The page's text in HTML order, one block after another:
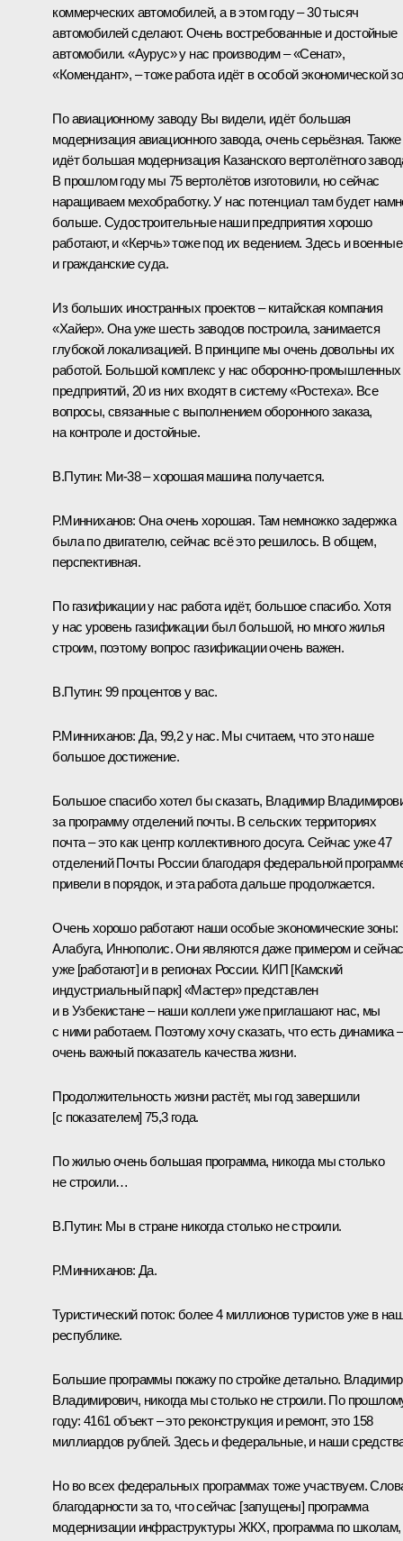
коммерческих автомобилей, а в этом году – 30 тысяч
автомобилей сделают. Очень востребованные и достойные
автомобили. «Аурус» у нас производим – «Сенат»,
«Комендант», – тоже работа идёт в особой экономической
По авиационному заводу Вы видели, идёт большая
модернизация авиационного завода, очень серьёзная. Также
идёт большая модернизация Казанского вертолётного
В прошлом году мы 75 вертолётов изготовили, но сейчас
наращиваем мехобработку. У нас потенциал там будет
больше. Судостроительные наши предприятия хорошо
работают, и «Керчь» тоже под их ведением. Здесь и
и гражданские суда.
Из больших иностранных проектов – китайская компания
«Хайер». Она уже шесть заводов построила, занимается
глубокой локализацией. В принципе мы очень довольны их
работой. Большой комплекс у нас оборонно-промышленных
предприятий, 20 из них входят в систему «Ростеха». Все
вопросы, связанные с выполнением оборонного заказа,
на контроле и достойные.
В.Путин: Ми-38 – хорошая машина получается.
Р.Минниханов: Она очень хорошая. Там немножко задержка
была по двигателю, сейчас всё это решилось. В общем,
перспективная.
По газификации у нас работа идёт, большое спасибо. Хотя
у нас уровень газификации был большой, но много жилья
строим, поэтому вопрос газификации очень важен.
В.Путин: 99 процентов у вас.
Р.Минниханов: Да, 99,2 у нас. Мы считаем, что это наше
большое достижение.
Большое спасибо хотел бы сказать, Владимир
за программу отделений почты. В сельских территориях
почта – это как центр коллективного досуга. Сейчас уже 47
отделений Почты России благодаря федеральной
привели в порядок, и эта работа дальше продолжается.
Очень хорошо работают наши особые экономические зоны:
Алабуга, Иннополис. Они являются даже примером и сейчас
уже [работают] и в регионах России. КИП [Камский
индустриальный парк] «Мастер» представлен
и в Узбекистане – наши коллеги уже приглашают нас, мы
с ними работаем. Поэтому хочу сказать, что есть динамика –
очень важный показатель качества жизни.
Продолжительность жизни растёт, мы год завершили
[с показателем] 75,3 года.
По жилью очень большая программа, никогда мы столько
не строили…
В.Путин: Мы в стране никогда столько не строили.
Р.Минниханов: Да.
Туристический поток: более 4 миллионов туристов уже в
республике.
Большие программы покажу по стройке детально. Владимир
Владимирович, никогда мы столько не строили. По
году: 4161 объект – это реконструкция и ремонт, это 158
миллиардов рублей. Здесь и федеральные, и наши
Но во всех федеральных программах тоже участвуем.
благодарности за то, что сейчас [запущены] программа
модернизации инфраструктуры ЖКХ, программа по школам,